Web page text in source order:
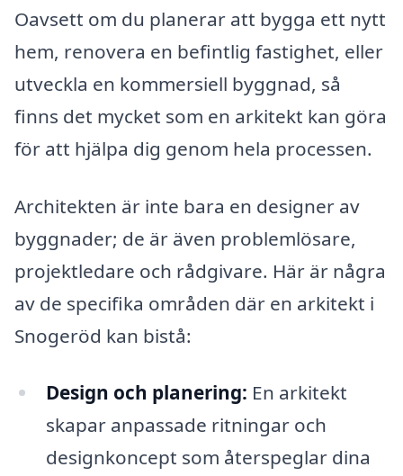
Oavsett om du planerar att bygga ett nytt
hem, renovera en befintlig fastighet, eller
utveckla en kommersiell byggnad, så
finns det mycket som en arkitekt kan göra
för att hjälpa dig genom hela processen.
Architekten är inte bara en designer av
byggnader; de är även problemlösare,
projektledare och rådgivare. Här är några
av de specifika områden där en arkitekt i
Snogeröd kan bistå:
Design och planering: En arkitekt
skapar anpassade ritningar och
designkoncept som återspeglar dina